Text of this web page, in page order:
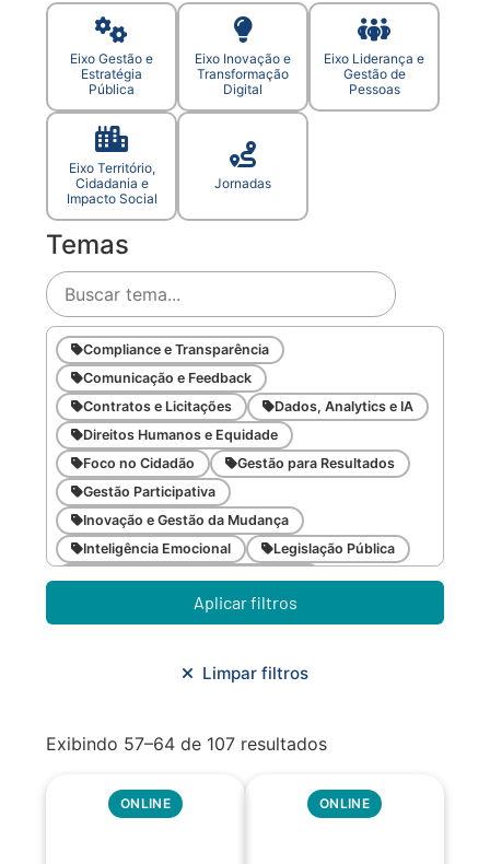
Eixo Gestão e
Estratégia
Pública
Eixo Inovação e
Transformação
Digital
Eixo Liderança e
Gestão de
Pessoas
Eixo Território,
Cidadania e
Impacto Social
Jornadas
Temas
Compliance e Transparência
Comunicação e Feedback
Contratos e Licitações
Dados, Analytics e IA
Direitos Humanos e Equidade
Foco no Cidadão
Gestão para Resultados
Gestão Participativa
Inovação e Gestão da Mudança
Inteligência Emocional
Legislação Pública
Meio Ambiente e Sustentabilidade
Metodologias Ágeis
Orçamento e Finanças
Planejamento Urbano/Mobilidade
Aplicar filtros
Limpar filtros
Exibindo 57–64 de 107 resultados
ONLINE ONLINE